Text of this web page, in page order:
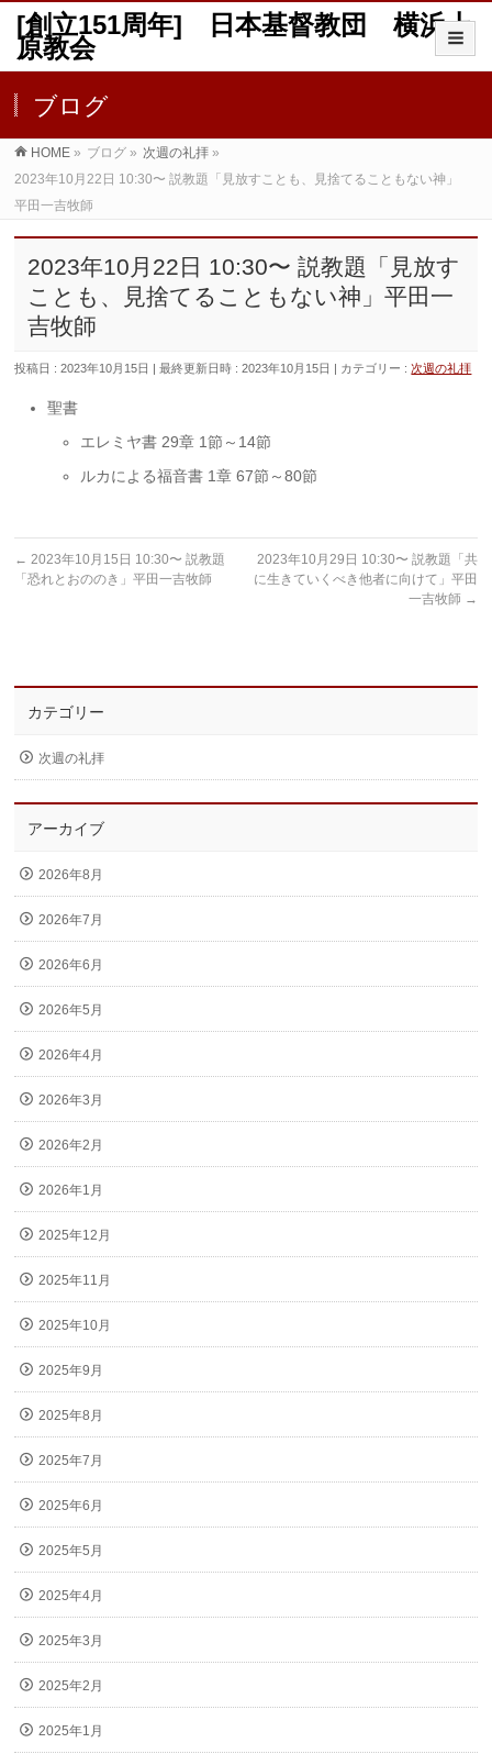
[創立151周年] 日本基督教団 横浜上
原教会
ブログ
HOME » ブログ » 次週の礼拝 »
2023年10月22日 10:30〜 説教題「見放すことも、見捨てることもない神」
平田一吉牧師
2023年10月22日 10:30〜 説教題「見放す
ことも、見捨てることもない神」平田一
吉牧師
投稿日 : 2023年10月15日 最終更新日時 : 2023年10月15日 カテゴリー :次週の礼拝
聖書
エレミヤ書 29章 1節～14節
ルカによる福音書 1章 67節～80節
← 2023年10月15日 10:30〜 説教題
「恐れとおののき」平田一吉牧師
2023年10月29日 10:30〜 説教題「共
に生きていくべき他者に向けて」平田
一吉牧師 →
カテゴリー
次週の礼拝
アーカイブ
2026年8月
2026年7月
2026年6月
2026年5月
2026年4月
2026年3月
2026年2月
2026年1月
2025年12月
2025年11月
2025年10月
2025年9月
2025年8月
2025年7月
2025年6月
2025年5月
2025年4月
2025年3月
2025年2月
2025年1月